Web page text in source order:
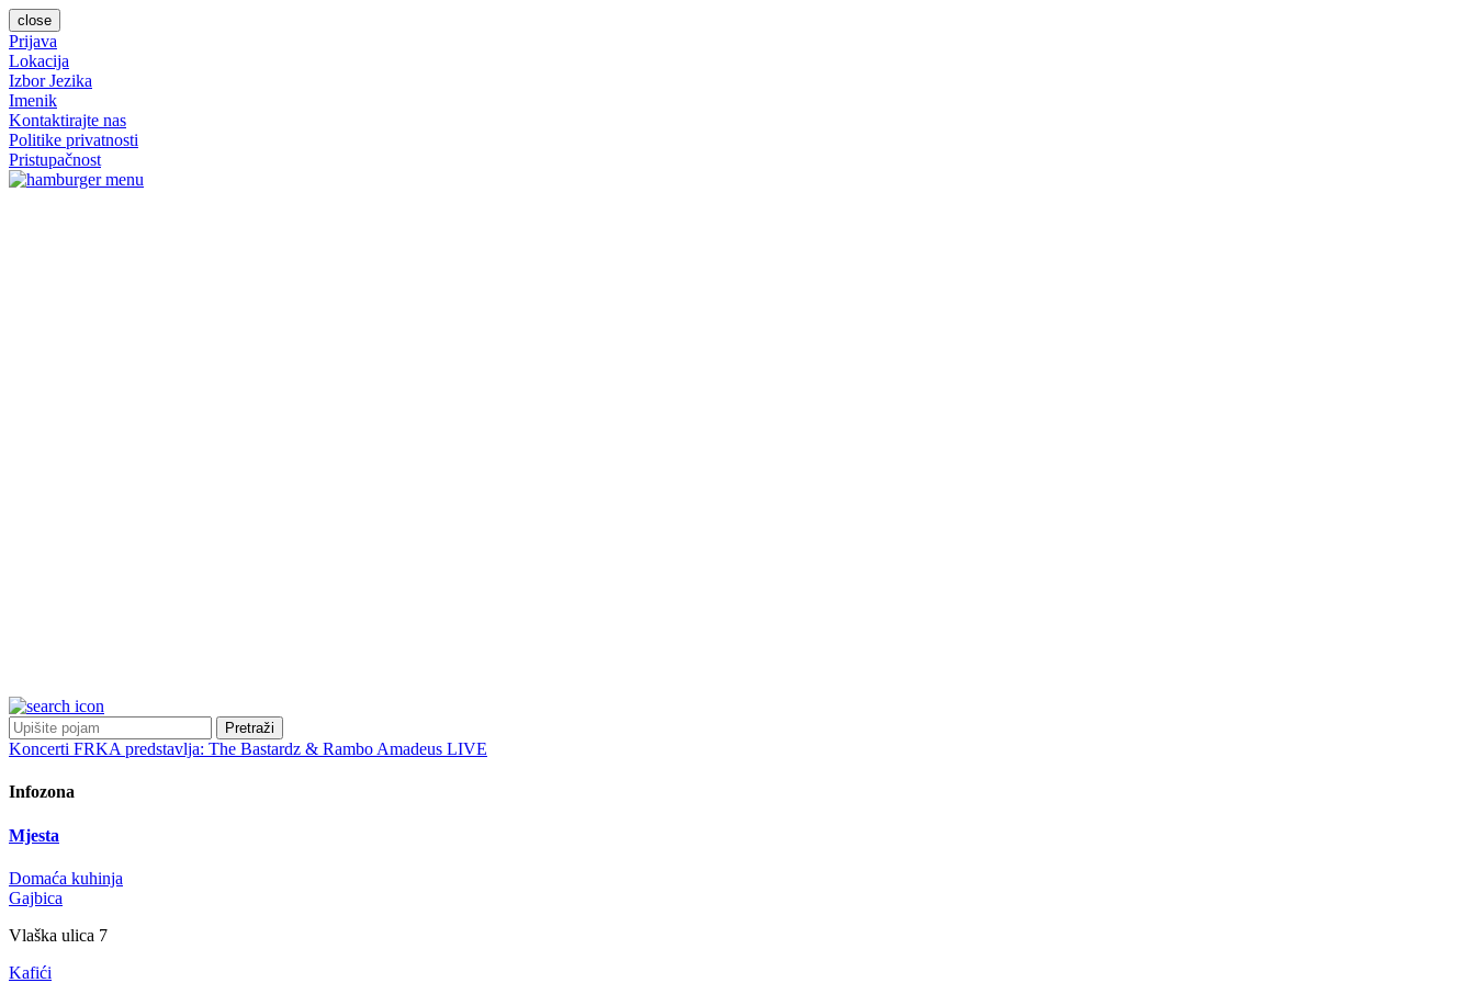
close
Prijava
Lokacija
Izbor Jezika
Imenik
Kontaktirajte nas
Politike privatnosti
Pristupačnost
Pretraži
Koncerti FRKA predstavlja: The Bastardz & Rambo Amadeus LIVE
Infozona
Mjesta
Domaća kuhinja
Gajbica
Vlaška ulica 7
Kafići